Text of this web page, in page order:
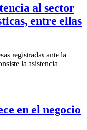
al sector
entre ellas
registradas ante la
la asistencia
en el negocio